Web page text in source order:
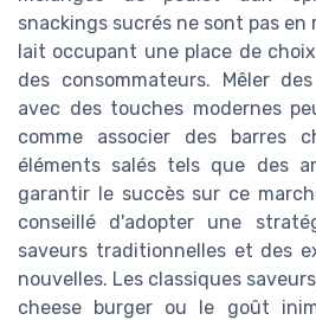
snackings sucrés ne sont pas
lait occupant une place de
des consommateurs. Mêler
avec des touches modernes
comme associer des barres
éléments salés tels que des
garantir le succès sur ce
conseillé d'adopter une
saveurs traditionnelles et des
nouvelles. Les classiques
cheese burger ou le goût